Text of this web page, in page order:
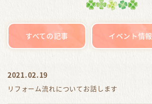
すべての記事 イベント情報
2021.02.19
リフォーム流れについてお話します